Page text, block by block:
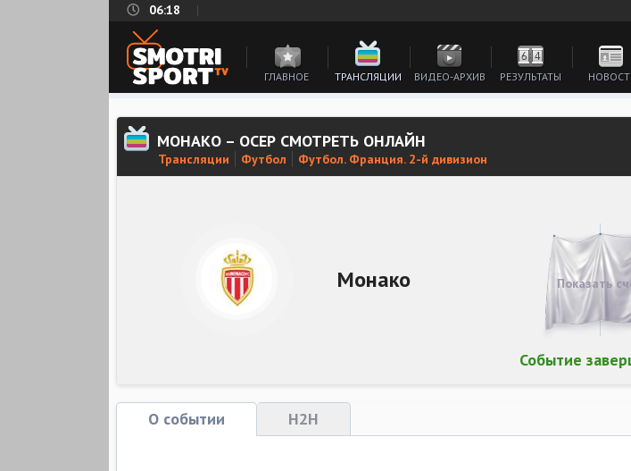
06:18
ГЛАВНОЕ ТРАНСЛЯЦИИ ВИДЕО-АРХИВ РЕЗУЛЬТАТЫ
МОНАКО – ОСЕР СМОТРЕТЬ ОНЛАЙН
Трансляции Футбол Футбол. Франция. 2-й дивизион
Монако
Событие
Показать
О событии H2H